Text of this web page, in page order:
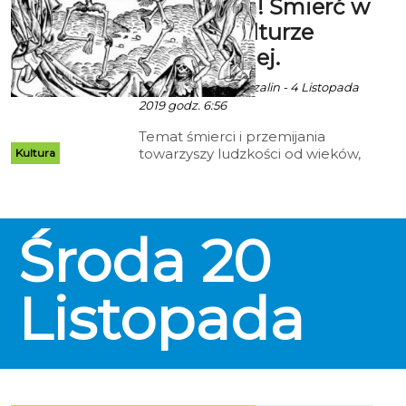
Kultura
przytupem! Śmierć w
sztuce i kulturze
staropolskiej.
Ala za Muzeum Koszalin - 4 Listopada
2019 godz. 6:56
Temat śmierci i przemijania
towarzyszy ludzkości od wieków,
wystawnych pogrzebach pełnych
przepychu, zabawnych
wierszykach o przemijaniu,
upiornych przedstawieniach
rozkładających się ciał i wesoło
podrygującej Kostuchy,
portretach trumiennych i wielu
innych wysłuchać będzie można
Środa 20
Listopada